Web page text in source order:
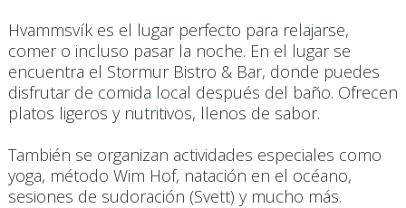
Hvammsvík es el lugar perfecto para relajarse,
comer o incluso pasar la noche. En el lugar se
encuentra el Stormur Bistro & Bar, donde puedes
disfrutar de comida local después del baño. Ofrecen
platos ligeros y nutritivos, llenos de sabor.
También se organizan actividades especiales como
yoga, método Wim Hof, natación en el océano,
sesiones de sudoración (Svett) y mucho más.